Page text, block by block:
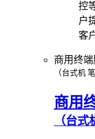
控
户
客
商用终
（台式机
商用
（台式